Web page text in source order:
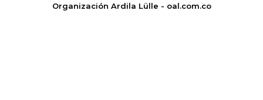
Organización Ardila Lülle - oal.com.co